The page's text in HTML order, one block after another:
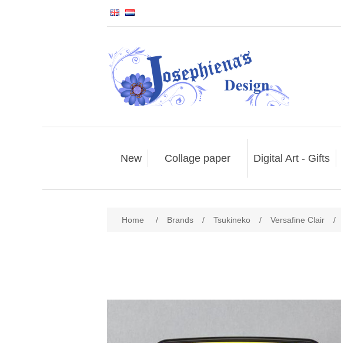
New Collage paper Digital Art - Gifts
Home / Brands / Tsukineko / Versafine Clair /